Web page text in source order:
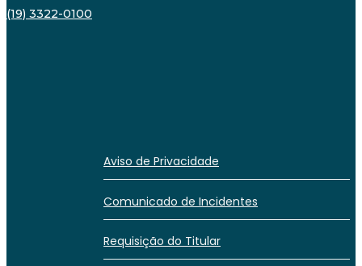
(19) 3322-0100
Aviso de Privacidade
Comunicado de Incidentes
Requisição do Titular